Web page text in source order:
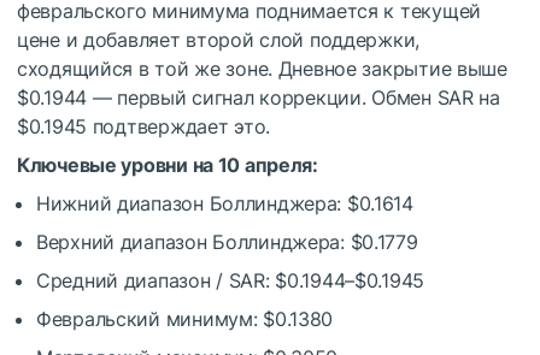
февральского минимума поднимается к текущей
цене и добавляет второй слой поддержки,
сходящийся в той же зоне. Дневное закрытие выше
$0.1944 — первый сигнал коррекции. Обмен SAR на
$0.1945 подтверждает это.
Ключевые уровни на 10 апреля:
Нижний диапазон Боллинджера: $0.1614
Верхний диапазон Боллинджера: $0.1779
Средний диапазон / SAR: $0.1944–$0.1945
Февральский минимум: $0.1380